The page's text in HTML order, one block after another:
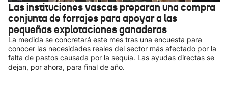
Las instituciones vascas preparan una compra
conjunta de forrajes para apoyar a las
pequeñas explotaciones ganaderas
La medida se concretará este mes tras una encuesta para
conocer las necesidades reales del sector más afectado por la
falta de pastos causada por la sequía. Las ayudas directas se
dejan, por ahora, para final de año.